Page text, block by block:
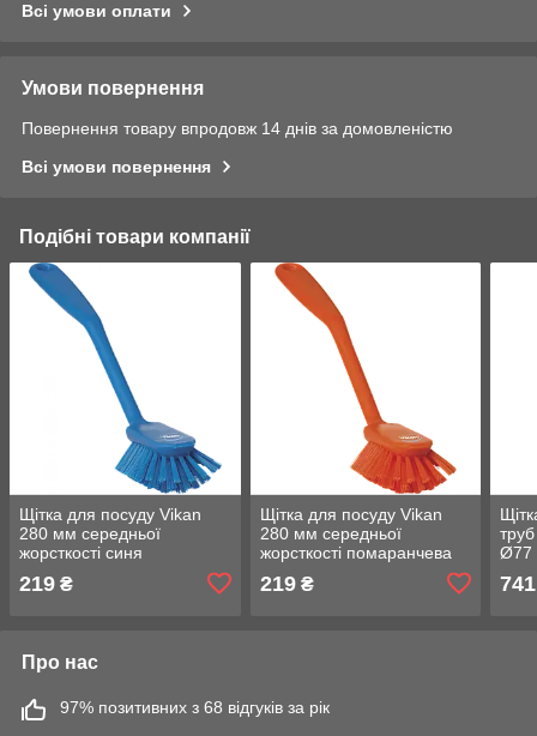
Всі умови оплати
Умови повернення
Повернення товару впродовж 14 днів за домовленістю
Всі умови повернення
Подібні товари компанії
Щітка для посуду Vikan
280 мм середньої
жорсткості синя
219 ₴
Щітка для посуду Vikan
280 мм середньої
жорсткості помаранчева
219₴
Ø77
741
Про нас
97% позитивних з 68 відгуків за рік